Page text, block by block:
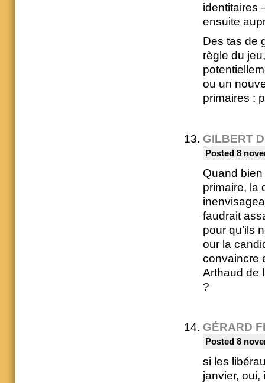
identitaires
ensuite
Des tas de
règle du
ou un
primaires :
GILBERT
Posted 8
Quand
primaire, la
faudrait
pour qu’ils
our la
convaincre
Arthaud de
?
GÉRARD
Posted 8
si les
janvier, oui,